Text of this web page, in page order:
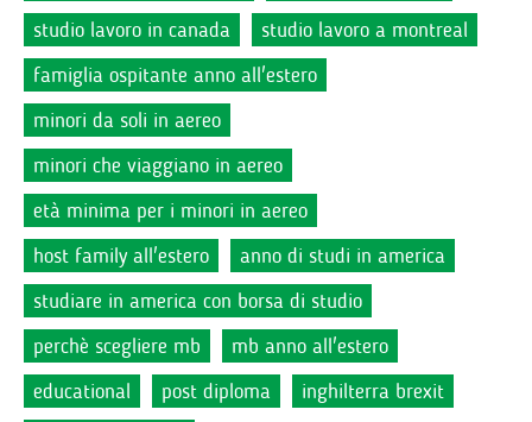
studio lavoro in canada
studio lavoro a montreal
famiglia ospitante anno all'estero
minori da soli in aereo
minori che viaggiano in aereo
età minima per i minori in aereo
host family all'estero
anno di studi in america
studiare in america con borsa di studio
perchè scegliere mb
mb anno all'estero
educational
post diploma
inghilterra brexit